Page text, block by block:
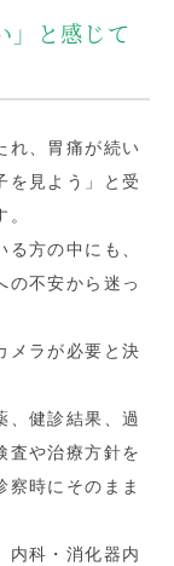
」と感じて
れ、胃痛が続い
を見よう」と受
方の中にも、
の不安から迷っ
メラが必要と決
、健診結果、過
査や治療方針を
察時にそのまま
内科・消化器内